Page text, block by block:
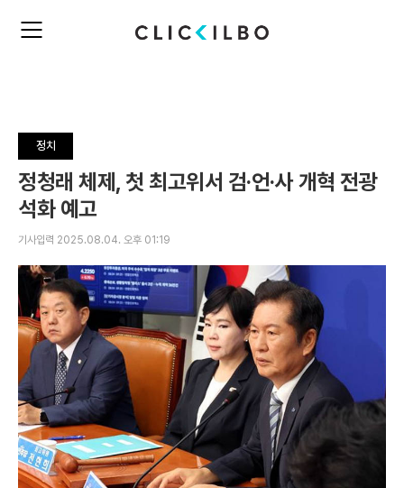
주
뉴
펼
치
기
정치
정청래 체제, 첫 최고위서 검·언·사 개혁 전광
석화 예고
기사입력 2025.08.04. 오후 01:19